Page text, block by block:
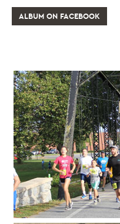
ALBUM ON FACEBOOK